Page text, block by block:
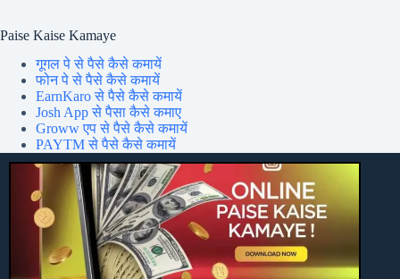
Paise Kaise Kamaye
गूगल पे से पैसे कैसे कमायें
फोन पे से पैसे कैसे कमायें
EarnKaro से पैसे कैसे कमायें
Josh App से पैसा कैसे कमाए
Groww एप से पैसे कैसे कमायें
PAYTM से पैसे कैसे कमायें